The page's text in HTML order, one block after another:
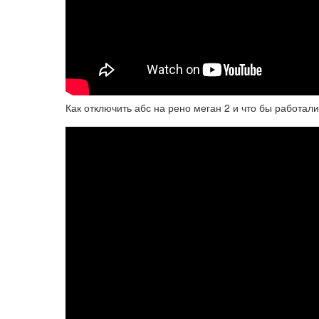
Как отключить абс на рено меган 2 и что бы